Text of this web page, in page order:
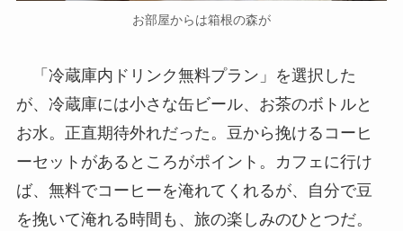
「冷蔵庫内ドリンク無料プラン」を選択した
お水。正直期待外れだった。豆から挽けるコーヒ
ーセットがあるところがポイント。カフェに行け
ば、無料でコーヒーを淹れてくれるが、自分で豆
を挽いて淹れる時間も、旅の楽しみのひとつだ。